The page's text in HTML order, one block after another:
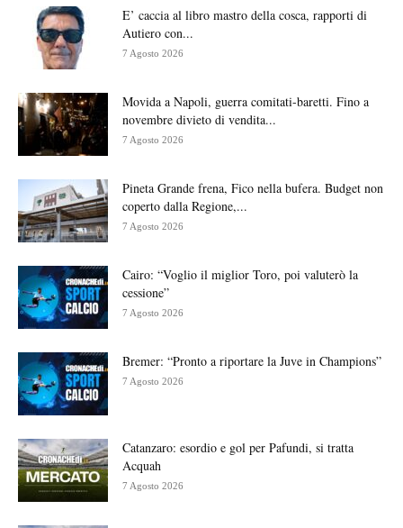
E’ caccia al libro mastro della cosca, rapporti di
Autiero con...
7 Agosto 2026
Movida a Napoli, guerra comitati-baretti. Fino a
novembre divieto di vendita...
7 Agosto 2026
Pineta Grande frena, Fico nella bufera. Budget non
coperto dalla Regione,...
7 Agosto 2026
Cairo: “Voglio il miglior Toro, poi valuterò la
cessione”
7 Agosto 2026
Bremer: “Pronto a riportare la Juve in Champions”
7 Agosto 2026
Catanzaro: esordio e gol per Pafundi, si tratta
Acquah
7 Agosto 2026